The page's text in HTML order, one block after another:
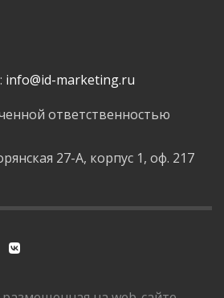
info@id-marketing.ru
ответственностью
27-А, корпус 1, оф. 217